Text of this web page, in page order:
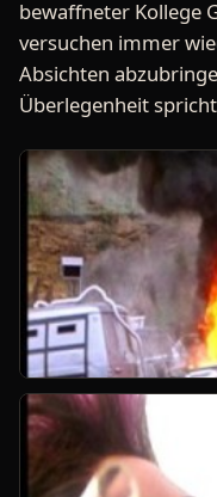
bewaffneter Kollege
versuchen immer
Absichten
Überlegenheit